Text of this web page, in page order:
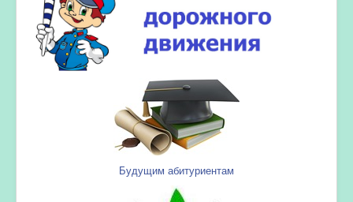
Будущим абитуриентам